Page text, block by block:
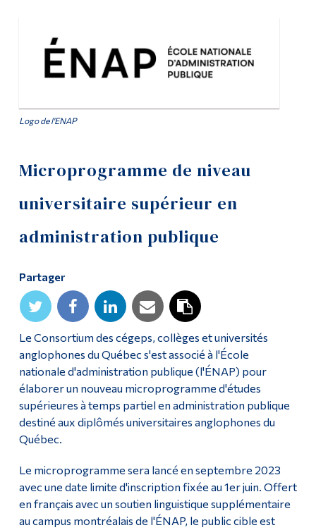
Logo de l'ENAP
Microprogramme de niveau
universitaire supérieur en
administration publique
Partager
Le Consortium des cégeps, collèges et universités
anglophones du Québec s'est associé à l'École
nationale d'administration publique (l'ÉNAP) pour
élaborer un nouveau microprogramme d'études
supérieures à temps partiel en administration publique
destiné aux diplômés universitaires anglophones du
Québec.
Le microprogramme sera lancé en septembre 2023
avec une date limite d'inscription fixée au 1er juin. Offert
en français avec un soutien linguistique supplémentaire
au campus montréalais de l'ÉNAP, le public cible est
Corps enseignant et
personnel administratif